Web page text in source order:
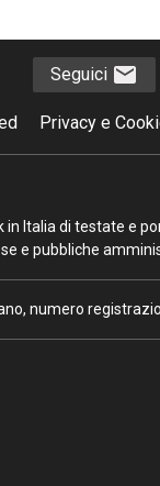
Seguici
Privacy e
in Italia di testate e
e pubbliche
numero